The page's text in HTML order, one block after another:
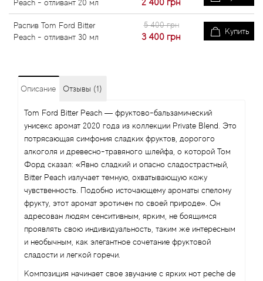
Peach - отливант 20 мл 2 400 грн
Распив Tom Ford Bitter
Peach - отливант 30 мл
5 400 грн
3 400 грн
Купить
Описание Отзывы (1)
Tom Ford Bitter Peach — фруктово-бальзамический
унисекс аромат 2020 года из коллекции Private Blend. Это
потрясающая симфония сладких фруктов, дорогого
алкоголя и древесно-травяного шлейфа, о которой Том
Форд сказал: «Явно сладкий и опасно сладострастный,
Bitter Peach излучает темную, охватывающую кожу
чувственность. Подобно источающему ароматы спелому
фрукту, этот аромат эротичен по своей природе». Он
адресован людям сенситивным, ярким, не боящимся
проявлять свою индивидуальность, таким же интересным
и необычным, как элегантное сочетание фруктовой
сладости и легкой горечи.
Композиция начинает свое звучание с ярких нот peche de